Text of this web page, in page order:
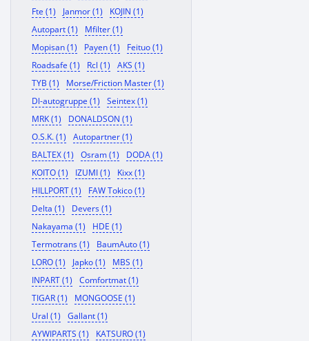
Fte (1)
Janmor (1)
KOJIN (1)
Autopart (1)
Mfilter (1)
Mopisan (1)
Payen (1)
Feituo (1)
Roadsafe (1)
Rcl (1)
AKS (1)
TYB (1)
Morse/Friction Master (1)
Dl-autogruppe (1)
Seintex (1)
MRK (1)
DONALDSON (1)
O.S.K. (1)
Autopartner (1)
BALTEX (1)
Osram (1)
DODA (1)
KOITO (1)
IZUMI (1)
Kixx (1)
HILLPORT (1)
FAW Tokico (1)
Delta (1)
Devers (1)
Nakayama (1)
HDE (1)
Termotrans (1)
BaumAuto (1)
LORO (1)
Japko (1)
MBS (1)
INPART (1)
Comfortmat (1)
TIGAR (1)
MONGOOSE (1)
Ural (1)
Gallant (1)
AYWIPARTS (1)
KATSURO (1)